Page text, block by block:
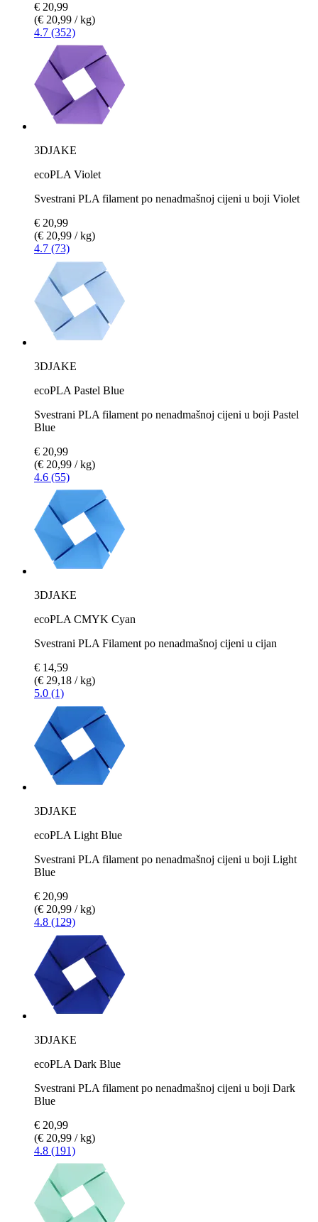
€ 20,99
(€ 20,99 / kg)
4.7 (352)
3DJAKE
ecoPLA Violet
Svestrani PLA filament po nenadmašnoj cijeni u boji Violet
€ 20,99
(€ 20,99 / kg)
4.7 (73)
3DJAKE
ecoPLA Pastel Blue
Svestrani PLA filament po nenadmašnoj cijeni u boji Pastel
Blue
€ 20,99
(€ 20,99 / kg)
4.6 (55)
3DJAKE
ecoPLA CMYK Cyan
Svestrani PLA Filament po nenadmašnoj cijeni u cijan
€ 14,59
(€ 29,18 / kg)
5.0 (1)
3DJAKE
ecoPLA Light Blue
Svestrani PLA filament po nenadmašnoj cijeni u boji Light
Blue
€ 20,99
(€ 20,99 / kg)
4.8 (129)
3DJAKE
ecoPLA Dark Blue
Svestrani PLA filament po nenadmašnoj cijeni u boji Dark
Blue
€ 20,99
(€ 20,99 / kg)
4.8 (191)